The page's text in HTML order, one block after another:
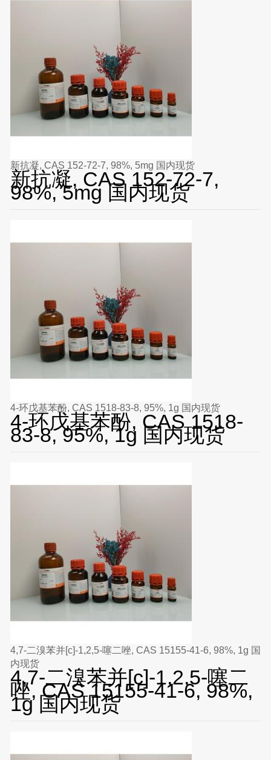
新抗凝, CAS 152-72-7, 98%, 5mg 国内现货
新抗凝, CAS 152-72-7,
98%, 5mg 国内现货
4-环戊基苯酚, CAS 1518-83-8, 95%, 1g 国内现货
4-环戊基苯酚, CAS 1518-
83-8, 95%, 1g 国内现货
4,7-二溴苯并[c]-1,2,5-噻二唑, CAS 15155-41-6, 98%, 1g 国
内现货
4,7-二溴苯并[c]-1,2,5-噻二
唑, CAS 15155-41-6, 98%,
1g 国内现货